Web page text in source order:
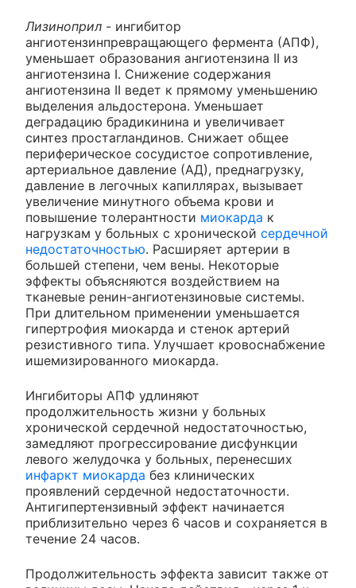
Лизиноприл - ингибитор
ангиотензинпревращающего фермента (АПФ),
уменьшает образования ангиотензина II из
ангиотензина I. Снижение содержания
ангиотензина II ведет к прямому уменьшению
выделения альдостерона. Уменьшает
деградацию брадикинина и увеличивает
синтез простагландинов. Снижает общее
периферическое сосудистое сопротивление,
артериальное давление (АД), преднагрузку,
давление в легочных капиллярах, вызывает
увеличение минутного объема крови и
повышение толерантности миокарда к
нагрузкам у больных с хронической сердечной
недостаточностью. Расширяет артерии в
большей степени, чем вены. Некоторые
эффекты объясняются воздействием на
тканевые ренин-ангиотензиновые системы.
При длительном применении уменьшается
гипертрофия миокарда и стенок артерий
резистивного типа. Улучшает кровоснабжение
ишемизированного миокарда.
Ингибиторы АПФ удлиняют
продолжительность жизни у больных
хронической сердечной недостаточностью,
замедляют прогрессирование дисфункции
левого желудочка у больных, перенесших
инфаркт миокарда без клинических
проявлений сердечной недостаточности.
Антигипертензивный эффект начинается
приблизительно через 6 часов и сохраняется в
течение 24 часов.
Продолжительность эффекта зависит также от